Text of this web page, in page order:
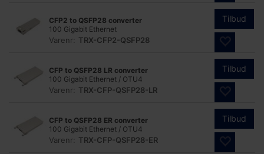
CFP2 to QSFP28 converter
100 Gigabit Ethernet
Varenr: TRX-CFP2-QSFP28
Tilbud
CFP to QSFP28 LR converter
100 Gigabit Ethernet / OTU4
Varenr: TRX-CFP-QSFP28-LR
Tilbud
CFP to QSFP28 ER converter
100 Gigabit Ethernet / OTU4
Varenr: TRX-CFP-QSFP28-ER
Tilbud